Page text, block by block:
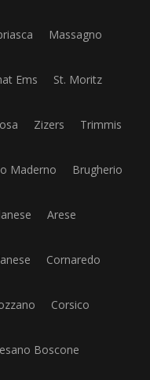
Massagno
Ems St. Moritz
Zizers Trimmis
Maderno Brugherio
Arese
Cornaredo
Corsico
Boscone